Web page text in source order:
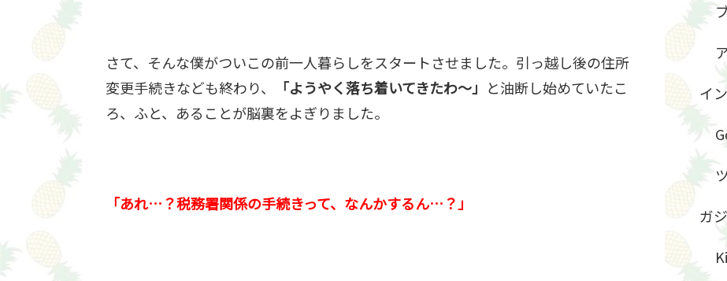
さて、そんな僕がついこの前一人暮らしをスタートさせました。引っ越し後の住所
変更手続きなども終わり、
「ようやく落ち着いてきたわ～」 と油断し始めていたこ
ろ、ふと、あることが脳裏をよぎりました。
「あれ…？税務署関係の手続きって、なんかするん…？」
イ
ガ